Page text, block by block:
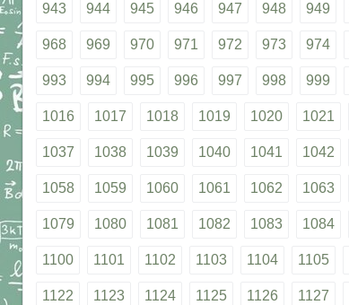
943 944 945 946 947 948 949
968 969 970 971 972 973 974
993 994 995 996 997 998 999
1016 1017 1018 1019 1020 1021
1037 1038 1039 1040 1041 1042
1058 1059 1060 1061 1062 1063
1079 1080 1081 1082 1083 1084
1100 1101 1102 1103 1104 1105
1122 1123 1124 1125 1126 1127